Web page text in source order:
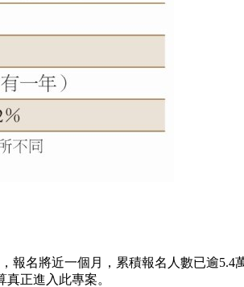
報名將近一個月，累積報名人數已逾
正進入此專案。